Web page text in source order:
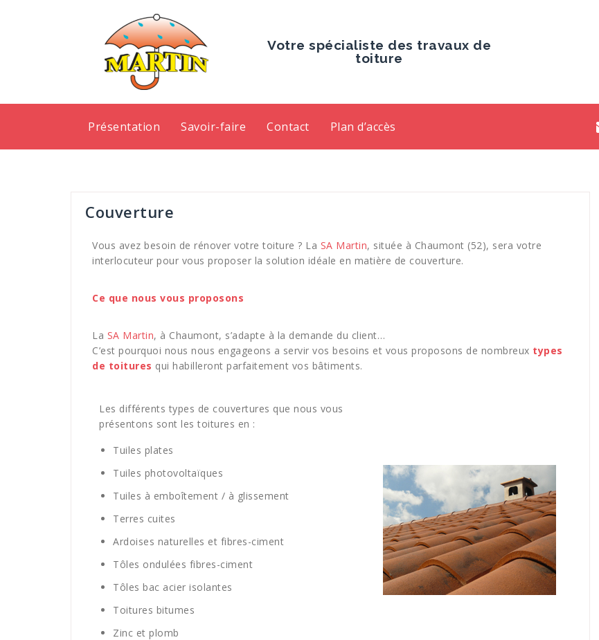
Votre spécialiste des travaux de
toiture
Présentation Savoir-faire Contact Plan d’accès
Couverture
Vous avez besoin de rénover votre toiture ? La SA Martin, située à Chaumont (52), sera votre
interlocuteur pour vous proposer la solution idéale en matière de couverture.
Ce que nous vous proposons
La SA Martin, à Chaumont, s’adapte à la demande du client…
C’est pourquoi nous nous engageons a servir vos besoins et vous proposons de nombreux types
de toitures qui habilleront parfaitement vos bâtiments.
Les différents types de couvertures que nous vous
présentons sont les toitures en :
Tuiles plates
Tuiles photovoltaïques
Tuiles à emboîtement / à glissement
Terres cuites
Ardoises naturelles et fibres-ciment
Tôles ondulées fibres-ciment
Tôles bac acier isolantes
Toitures bitumes
Zinc et plomb